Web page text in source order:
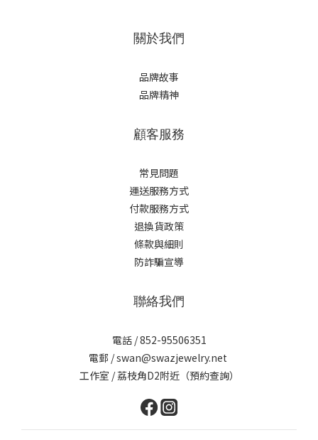
關於我們
品牌故事
品牌精神
顧客服務
常見問題
運送服務方式
付款服務方式
退換貨政策
條款與細則
防詐騙宣導
聯絡我們
電話 / 852-95506351
電郵 / swan@swazjewelry.net
工作室 / 荔枝角D2附近（預約查詢）